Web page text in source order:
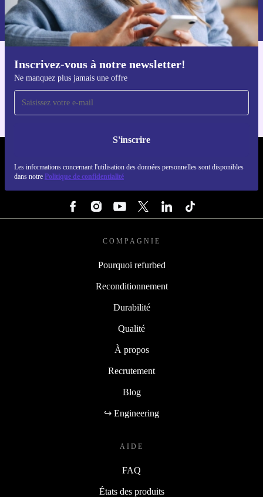
Inscrivez-vous à notre newsletter!
Ne manquez plus jamais une offre
S'inscrire
Les informations concernant l'utilisation des données personnelles sont disponibles
dans notre Politique de confidentialité
Retrouvez les informations sur l'utilisation des données personnelles
dans notre
politique de confidentialité.
Téléchargez l'application refurbed
Pour iOS et Android
COMPAGNIE
Pourquoi refurbed
Reconditionnement
Durabilité
Qualité
À propos
Recrutement
Blog
↪ Engineering
AIDE
FAQ
États des produits